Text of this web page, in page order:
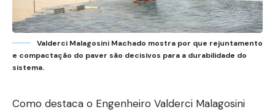
Valderci Malagosini Machado mostra por que rejuntamento
e compactação do paver são decisivos para a durabilidade do
sistema.
Como destaca o Engenheiro Valderci Malagosini